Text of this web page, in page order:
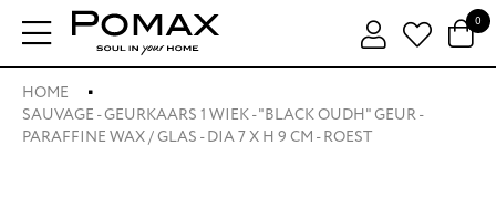
0
HOME
SAUVAGE - GEURKAARS 1 WIEK - "BLACK OUDH" GEUR -
PARAFFINE WAX / GLAS - DIA 7 X H 9 CM - ROEST